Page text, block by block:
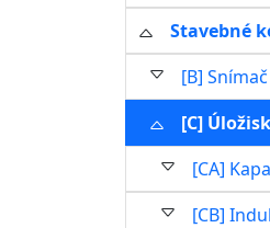
Stavebné
[B] Snímač
[C]
[CA]
[CB]